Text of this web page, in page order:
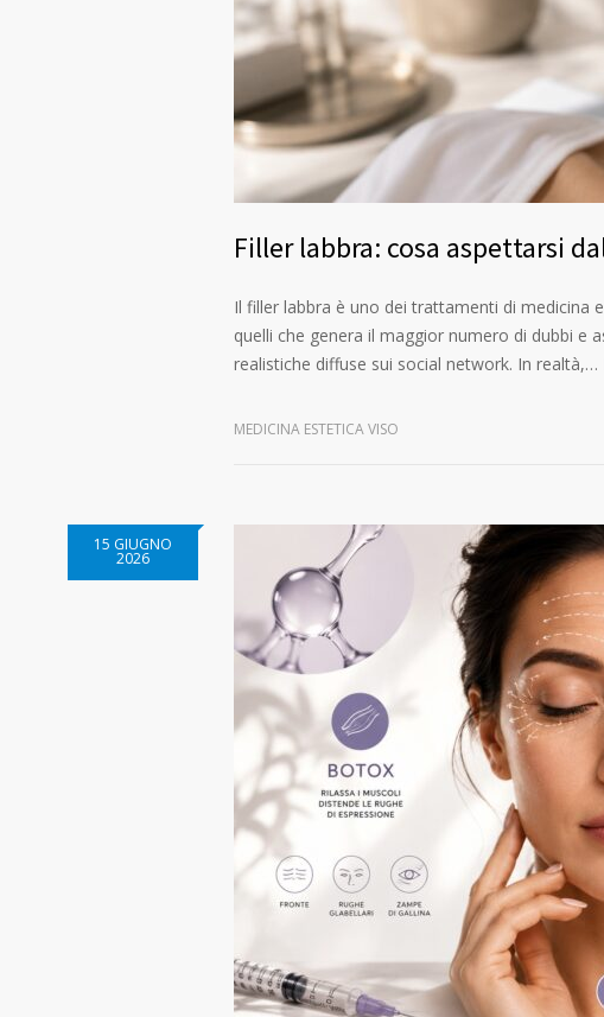
Filler labbra: cosa aspettarsi
Il filler labbra è uno dei trattamenti di medicina
quelli che genera il maggior numero di dubbi e
realistiche diffuse sui social network. In realtà,…
MEDICINA ESTETICA VISO
15 GIUGNO
2026